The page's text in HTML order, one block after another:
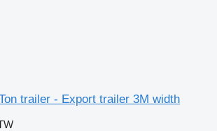
trailer - Export trailer 3M width